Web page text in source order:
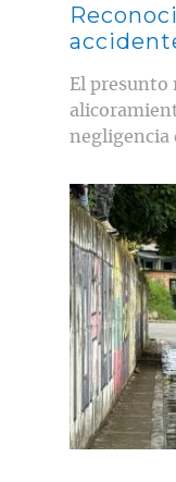
El presunto
negligencia
Contenido